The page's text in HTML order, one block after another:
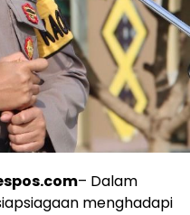
– Dalam
menghadapi